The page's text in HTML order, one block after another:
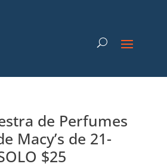
de Perfumes
Macy’s de 21-
$25